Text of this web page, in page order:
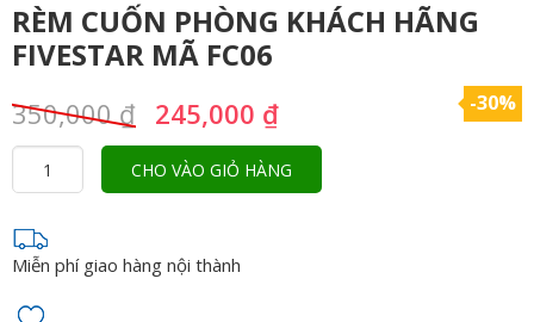
RÈM CUỐN PHÒNG KHÁCH HÃNG
FIVESTAR MÃ FC06
350,000₫ 245,000 ₫ -30%
CHO VÀO GIỎ HÀNG
Miễn phí giao hàng nội thành